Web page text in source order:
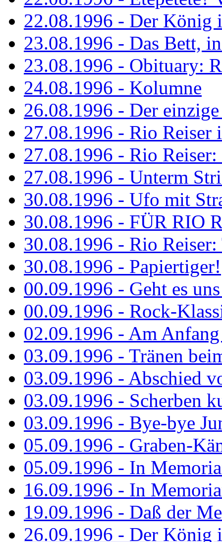
22.08.1996 - Der König
23.08.1996 - Das Bett,
23.08.1996 - Obituary:
24.08.1996 - Kolumne
26.08.1996 - Der
27.08.1996 - Rio Reiser
27.08.1996 - Rio
27.08.1996 - Unterm
30.08.1996 - Ufo mit
30.08.1996 - FÜR RIO
30.08.1996 - Rio
30.08.1996 - Papiertiger!
00.09.1996 - Geht es
00.09.1996 - Rock-
02.09.1996 - Am
03.09.1996 - Tränen
03.09.1996 - Abschied
03.09.1996 - Scherben
03.09.1996 - Bye-bye
05.09.1996 - Graben-
05.09.1996 - In
16.09.1996 - In
19.09.1996 - Daß der
26.09.1996 - Der König